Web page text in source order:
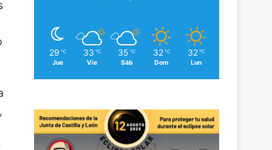
29 ℃
Jue
33 ℃
Vie
35 ℃
Sáb
32 ℃
Dom
32 ℃
Lun